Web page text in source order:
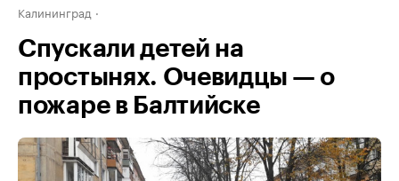
Калининград
Спускали детей на
простынях. Очевидцы — о
пожаре в Балтийске